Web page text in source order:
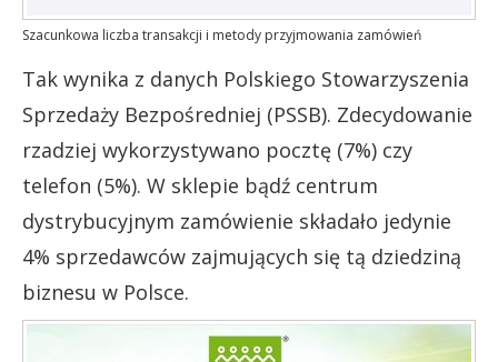
Szacunkowa liczba transakcji i metody przyjmowania zamówień
Tak wynika z danych Polskiego Stowarzyszenia
Sprzedaży Bezpośredniej (PSSB). Zdecydowanie
rzadziej wykorzystywano pocztę (7%) czy
telefon (5%). W sklepie bądź centrum
dystrybucyjnym zamówienie składało jedynie
4% sprzedawców zajmujących się tą dziedziną
biznesu w Polsce.